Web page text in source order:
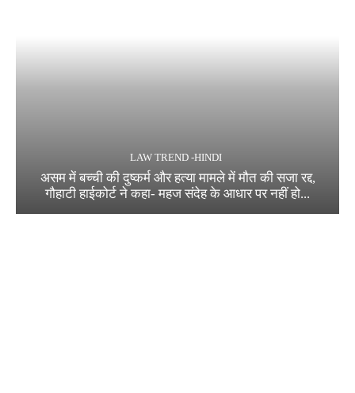
LAW TREND -HINDI
असम में बच्ची की दुष्कर्म और हत्या मामले में मौत की सजा रद्द,
गौहाटी हाईकोर्ट ने कहा- महज संदेह के आधार पर नहीं हो...